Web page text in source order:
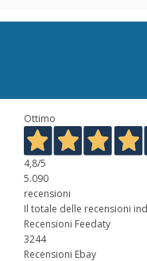
Ottimo
4,8/5
5.090
recensioni
Il totale delle recensioni
Recensioni Feedaty
3244
Recensioni Ebay